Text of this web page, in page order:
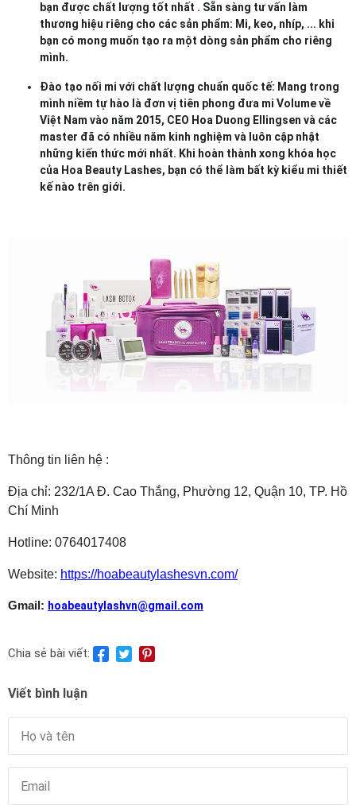
bạn được chất lượng tốt nhất . Sẵn sàng tư vấn làm
thương hiệu riêng cho các sản phẩm: Mi, keo, nhíp, ... khi
bạn có mong muốn tạo ra một dòng sản phẩm cho riêng
mình.
Đào tạo nối mi với chất lượng chuẩn quốc tế: Mang trong
mình niềm tự hào là đơn vị tiên phong đưa mi Volume về
Việt Nam vào năm 2015, CEO Hoa Duong Ellingsen và các
master đã có nhiều năm kinh nghiệm và luôn cập nhật
những kiến thức mới nhất. Khi hoàn thành xong khóa học
của Hoa Beauty Lashes, bạn có thể làm bất kỳ kiểu mi thiết
kế nào trên giới.
Thông tin liên hệ :
Địa chỉ: 232/1A Đ. Cao Thắng, Phường 12, Quận 10, TP. Hồ
Chí Minh
Hotline: 0764017408
Website: https://hoabeautylashesvn.com/
Gmail: hoabeautylashvn@gmail.com
Chia sẻ bài viết:
Viết bình luận